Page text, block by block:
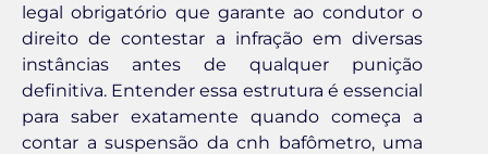
legal obrigatório que garante ao condutor o
direito de contestar a infração em diversas
instâncias antes de qualquer punição
definitiva. Entender essa estrutura é essencial
para saber exatamente quando começa a
contar a suspensão da cnh bafômetro, uma